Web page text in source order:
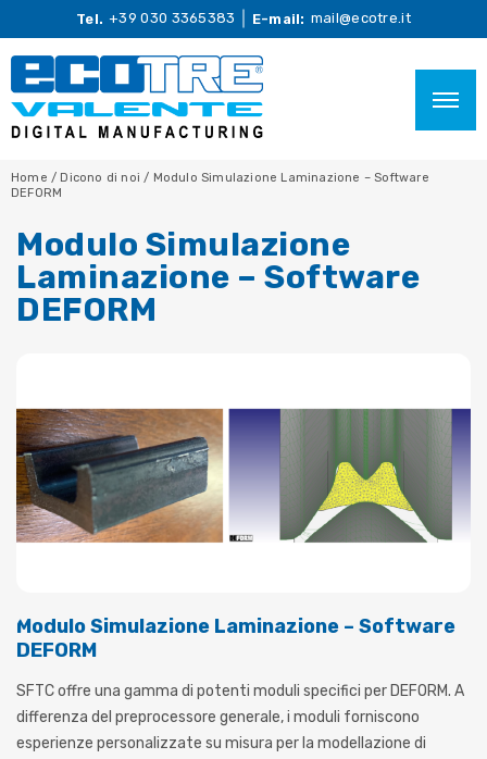
Tel. +39 030 3365383 E-mail: mail@ecotre.it
Home / Dicono di noi/ Modulo Simulazione Laminazione – Software
DEFORM
Modulo Simulazione
Laminazione – Software
DEFORM
Modulo Simulazione Laminazione – Software
DEFORM
SFTC offre una gamma di potenti moduli specifici per DEFORM. A
differenza del preprocessore generale, i moduli forniscono
esperienze personalizzate su misura per la modellazione di